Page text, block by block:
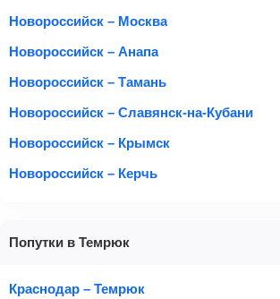
Новороссийск – Москва
Новороссийск – Анапа
Новороссийск – Тамань
Новороссийск – Славянск-на-Кубани
Новороссийск – Крымск
Новороссийск – Керчь
Попутки в Темрюк
Краснодар – Темрюк